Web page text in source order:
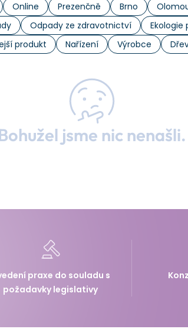
Online Prezenčně Brno
Odpady ze zdravotnictví Ekologie
produkt Nařízení Výrobce
jsme nic nenašli.
praxe do souladu s
požadavky legislativy